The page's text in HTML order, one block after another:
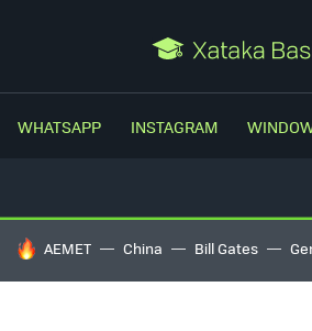
WHATSAPP INSTAGRAM
HOY SE HABLA DE
AEMET China Bill Gates